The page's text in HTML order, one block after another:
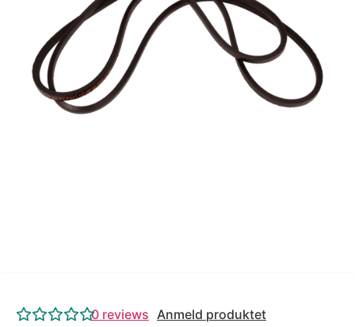
4.4 Google Reviews
4.7 Trustpilot
0 reviews Anmeld produktet